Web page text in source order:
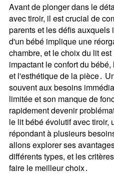
Avant de plonger dans le
avec tiroir, il est crucial de
parents et les défis auxquels
d'un bébé implique une
chambre, et le choix du lit
impactant le confort du
et l'esthétique de la pièce․
souvent aux besoins
limitée et son manque de
rapidement devenir
le lit bébé évolutif avec tiroir,
répondant à plusieurs
allons explorer ses
différents types, et les
faire le meilleur choix․